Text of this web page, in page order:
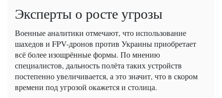
Эксперты о росте угрозы
Военные аналитики отмечают, что использование
шахедов и FPV-дронов против Украины приобретает
всё более изощрённые формы. По мнению
специалистов, дальность полёта таких устройств
постепенно увеличивается, а это значит, что в скором
времени под угрозой окажется и столица.